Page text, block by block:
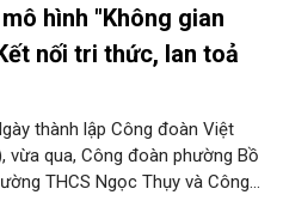
hình "Không gian
nối tri thức, lan toả
thành lập Công đoàn Việt
qua, Công đoàn phường Bồ
THCS Ngọc Thụy và Công